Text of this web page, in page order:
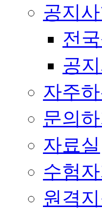
공지
전
공
자주
문의
자료실
수험
원격